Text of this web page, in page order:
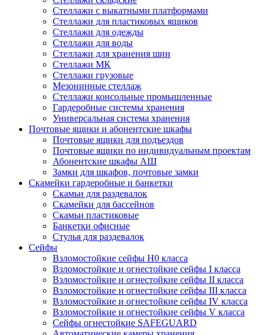
Стеллажи с выкатными платформами
Стеллажи для пластиковых ящиков
Стеллажи для одежды
Стеллажи для воды
Стеллажи для хранения шин
Стеллажи МК
Стеллажи грузовые
Мезонинные стеллаж
Стеллажи консольные промышленные
Гардеробные системы хранения
Универсальная система хранения
Почтовые ящики и абонентские шкафы
Почтовые ящики для подъездов
Почтовые ящики по индивидуальным проектам
Абонентские шкафы АШ
Замки для шкафов, почтовые замки
Скамейки гардеробные и банкетки
Скамьи для раздевалок
Скамейки для бассейнов
Скамьи пластиковые
Банкетки офисные
Стулья для раздевалок
Сейфы
Взломостойкие сейфы H0 класса
Взломостойкие и огнестойкие сейфы I класса
Взломостойкие и огнестойкие сейфы II класса
Взломостойкие и огнестойкие сейфы III класса
Взломостойкие и огнестойкие сейфы IV класса
Взломостойкие и огнестойкие сейфы V класса
Сейфы огнестойкие SAFEGUARD